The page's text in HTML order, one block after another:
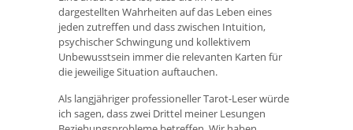
dargestellten Wahrheiten auf das Leben eines
jeden zutreffen und dass zwischen Intuition,
psychischer Schwingung und kollektivem
Unbewusstsein immer die relevanten Karten für
die jeweilige Situation auftauchen.
Als langjähriger professioneller Tarot-Leser würde
ich sagen, dass zwei Drittel meiner Lesungen